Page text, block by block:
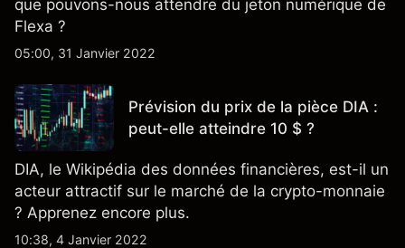
que pouvons-nous attendre du jeton numérique de
Flexa ?
05:00, 31 Janvier 2022
Prévision du prix de la pièce DIA :
peut-elle atteindre 10 $ ?
DIA, le Wikipédia des données financières, est-il un
acteur attractif sur le marché de la crypto-monnaie
? Apprenez encore plus.
10:38, 4 Janvier 2022